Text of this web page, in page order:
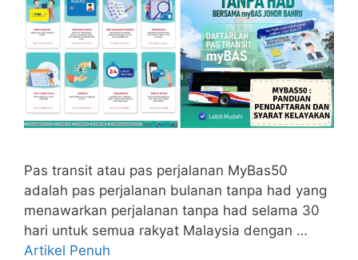
Pas transit atau pas perjalanan MyBas50
adalah pas perjalanan bulanan tanpa had yang
menawarkan perjalanan tanpa had selama 30
hari untuk semua rakyat Malaysia dengan …
Artikel Penuh